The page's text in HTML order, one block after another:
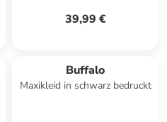
39,99 €
Buffalo
Maxikleid in schwarz bedruckt